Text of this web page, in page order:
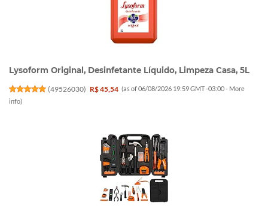
Lysoform Original, Desinfetante Líquido, Limpeza Casa, 5L
(49526030) R$ 45,54 (as of 06/08/2026 19:59 GMT -03:00 - More
info)